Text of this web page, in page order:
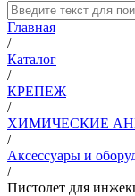
Главная
/
Каталог
/
КРЕПЕЖ
/
ХИМИЧЕСКИЕ
/
Аксессуары и
/
Пистолет для